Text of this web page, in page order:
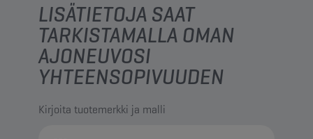
LISÄTIETOJA SAAT
TARKISTAMALLA OMAN
AJONEUVOSI
YHTEENSOPIVUUDEN
Kirjoita tuotemerkki ja malli